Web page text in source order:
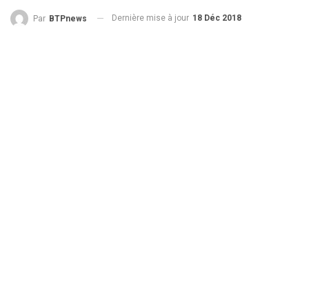
Par BTPnews Dernière mise à jour 18 Déc 2018